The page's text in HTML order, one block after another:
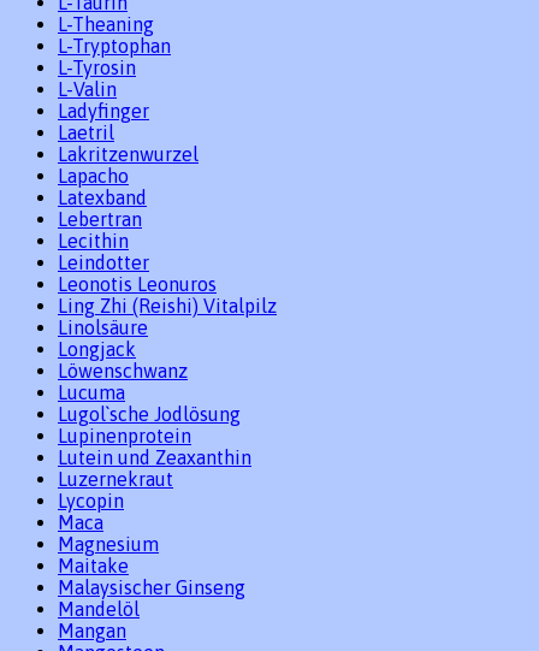
L-Theaning
L-Tryptophan
L-Tyrosin
L-Valin
Ladyfinger
Laetril
Lakritzenwurzel
Lapacho
Latexband
Lebertran
Lecithin
Leindotter
Leonotis Leonuros
Ling Zhi (Reishi) Vitalpilz
Linolsäure
Longjack
Löwenschwanz
Lucuma
Lugol`sche Jodlösung
Lupinenprotein
Lutein und Zeaxanthin
Luzernekraut
Lycopin
Maca
Magnesium
Maitake
Malaysischer Ginseng
Mandelöl
Mangan